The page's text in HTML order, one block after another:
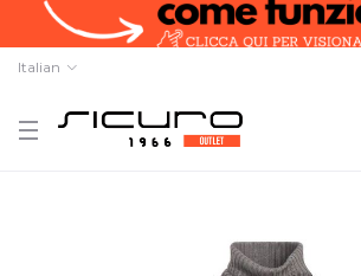
Italian